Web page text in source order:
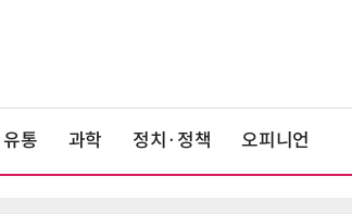
통 과학 정치·정책 오피니언